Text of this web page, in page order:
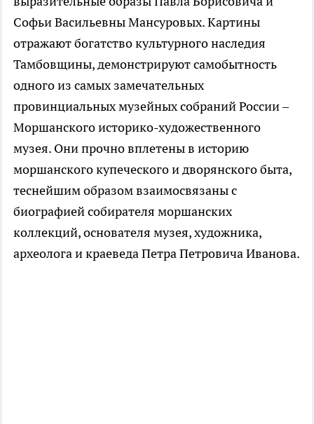
Софьи Васильевны Мансуровых. Картины
отражают богатство культурного наследия
Тамбовщины, демонстрируют самобытность
одного из самых замечательных
провинциальных музейных собраний России –
Моршанского историко-художественного
музея. Они прочно вплетены в историю
моршанского купеческого и дворянского быта,
теснейшим образом взаимосвязаны с
биографией собирателя моршанских
коллекций, основателя музея, художника,
археолога и краеведа Петра Петровича Иванова.